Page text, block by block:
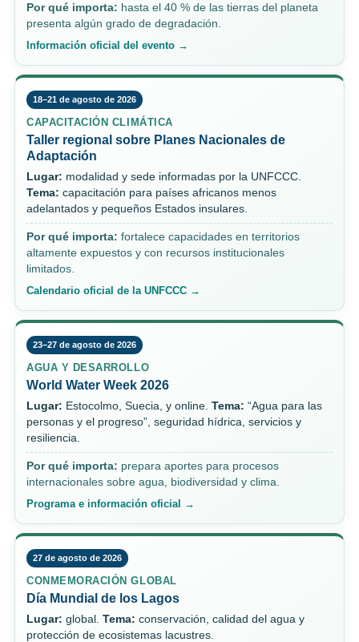
Por qué importa: hasta el 40 % de las tierras del planeta
presenta algún grado de degradación.
Información oficial del evento →
18–21 de agosto de 2026
CAPACITACIÓN CLIMÁTICA
Taller regional sobre Planes Nacionales de
Adaptación
Lugar: modalidad y sede informadas por la UNFCCC.
Tema: capacitación para países africanos menos
adelantados y pequeños Estados insulares.
Por qué importa: fortalece capacidades en territorios
altamente expuestos y con recursos institucionales
limitados.
Calendario oficial de la UNFCCC →
23–27 de agosto de 2026
AGUA Y DESARROLLO
World Water Week 2026
Lugar: Estocolmo, Suecia, y online. Tema: “Agua para las
personas y el progreso”, seguridad hídrica, servicios y
resiliencia.
Por qué importa: prepara aportes para procesos
internacionales sobre agua, biodiversidad y clima.
Programa e información oficial →
27 de agosto de 2026
CONMEMORACIÓN GLOBAL
Día Mundial de los Lagos
Lugar: global. Tema: conservación, calidad del agua y
protección de ecosistemas lacustres.